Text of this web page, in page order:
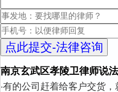
南京玄武区孝陵卫律师说法
·有的公司赶着给客户交货